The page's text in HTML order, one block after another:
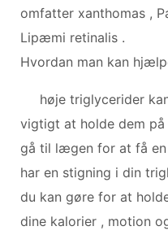
omfatter xanthomas ,
Lipæmi retinalis .
Hvordan man kan
høje triglycerider
vigtigt at holde dem
gå til lægen for at få
har en stigning i din
du kan gøre for at
dine kalorier , motion